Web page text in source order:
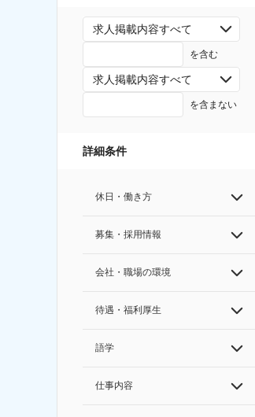
求人掲載内容すべて
を含む
求人掲載内容すべて
を含まない
詳細条件
休日・働き方
募集・採用情報
会社・職場の環境
待遇・福利厚生
語学
仕事内容